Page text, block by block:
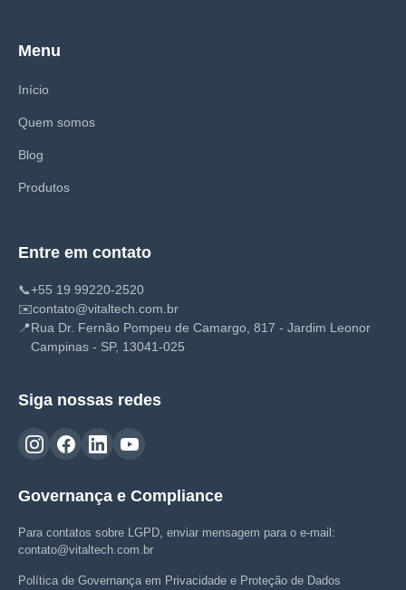
Menu
Início
Quem somos
Blog
Produtos
Entre em contato
📞+55 19 99220-2520
✉️contato@vitaltech.com.br
📍Rua Dr. Fernão Pompeu de Camargo, 817 - Jardim Leonor
Campinas - SP, 13041-025
Siga nossas redes
Governança e Compliance
Para contatos sobre LGPD, enviar mensagem para o e-mail:
contato@vitaltech.com.br
Política de Governança em Privacidade e Proteção de Dados